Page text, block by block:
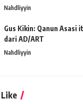
Nahdliyyin
Gus Kikin: Qanun Asasi
dari AD/ART
Nahdliyyin